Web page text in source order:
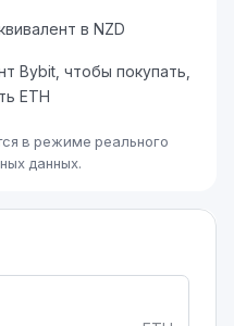
в NZD
Bybit, чтобы покупать,
ETH
в режиме реального
данных.